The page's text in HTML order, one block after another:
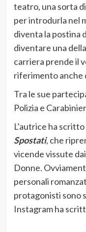
teatro, una sorta
per introdurla nel
diventa la postina
diventare una
carriera prende il
riferimento anche
Tra le sue
Polizia e
L’autrice ha
Spostati, che
vicende vissute
Donne.
personali
protagonisti sono
Instagram ha